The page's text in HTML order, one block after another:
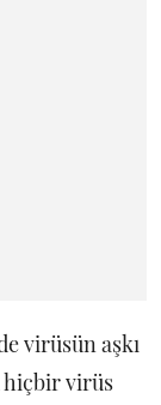
virüsün aşkı
hiçbir virüs